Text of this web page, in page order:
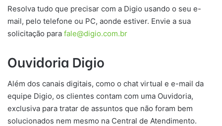
Resolva tudo que precisar com a Digio usando o seu e-
mail, pelo telefone ou PC, aonde estiver. Envie a sua
solicitação para fale@digio.com.br
Ouvidoria Digio
Além dos canais digitais, como o chat virtual e e-mail da
equipe Digio, os clientes contam com uma Ouvidoria,
exclusiva para tratar de assuntos que não foram bem
solucionados nem mesmo na Central de Atendimento.